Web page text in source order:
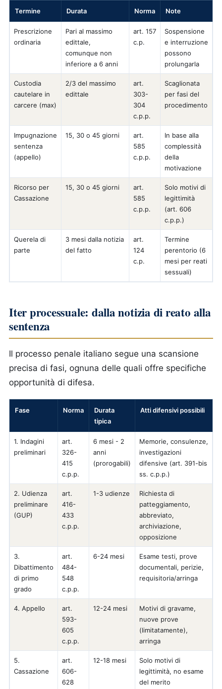
Termine Durata Norma Note
Prescrizione
ordinaria
Pari al massimo
edittale,
comunque non
inferiore a 6 anni
art. 157
c.p.
Sospensione
e interruzione
possono
prolungarla
Custodia
cautelare in
carcere (max)
2/3 del massimo
edittale
art.
303-
304
c.p.p.
Scaglionata
per fasi del
procedimento
Impugnazione
sentenza
(appello)
15, 30 o 45 giorni
art.
585
c.p.p.
In base alla
complessità
della
motivazione
Ricorso per
Cassazione
15, 30 o 45 giorni
art.
585
c.p.p.
Solo motivi di
legittimità
(art. 606
c.p.p.)
Querela di
parte
3 mesi dalla notizia
del fatto
art.
124
c.p.
Termine
perentorio (6
mesi per reati
sessuali)
Iter processuale: dalla notizia di reato alla
sentenza
Il processo penale italiano segue una scansione
precisa di fasi, ognuna delle quali offre specifiche
opportunità di difesa.
Fase Norma
Durata
tipica
Atti difensivi possibili
1. Indagini
preliminari
art.
326-
415
c.p.p.
6 mesi - 2
anni
(prorogabili)
Memorie, consulenze,
investigazioni
difensive (art. 391-bis
ss. c.p.p.)
2. Udienza
preliminare
(GUP)
art.
416-
433
c.p.p.
1-3 udienze
Richiesta di
patteggiamento,
abbreviato,
archiviazione,
opposizione
3.
Dibattimento
di primo
grado
art.
484-
548
c.p.p.
6-24 mesi
Esame testi, prove
documentali, perizie,
requisitoria/arringa
4. Appello
art.
593-
605
c.p.p.
12-24 mesi
Motivi di gravame,
nuove prove
(limitatamente),
arringa
5.
Cassazione
art.
606-
628
12-18 mesi
Solo motivi di
legittimità, no esame
del merito